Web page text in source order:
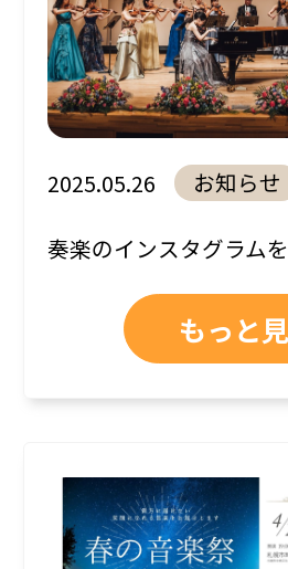
2025.05.26 お知らせ
奏楽のインスタグラム
もっと